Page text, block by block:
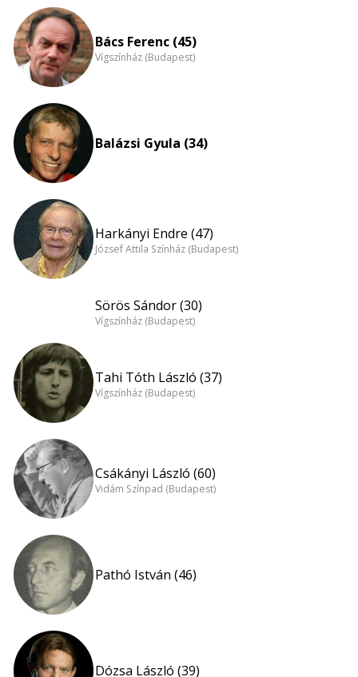
Bács Ferenc (45)
Vígszínház (Budapest)
Balázsi Gyula (34)
Harkányi Endre (47)
József Attila Színház (Budapest)
Sörös Sándor (30)
Vígszínház (Budapest)
Tahi Tóth László (37)
Vígszínház (Budapest)
Csákányi László (60)
Vidám Színpad (Budapest)
Pathó István (46)
Dózsa László (39)